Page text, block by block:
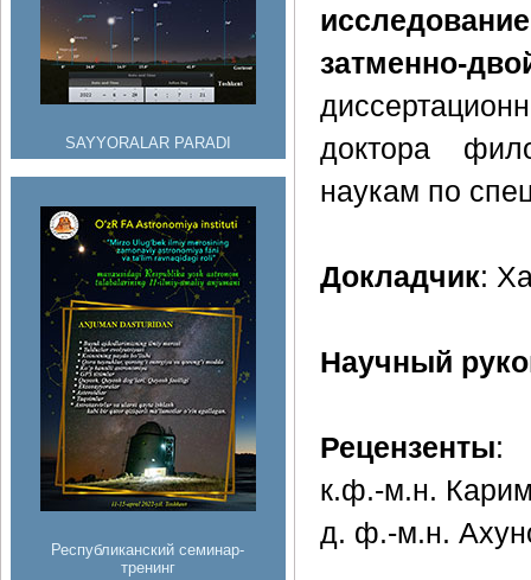
SAYYORALAR PARADI
Республиканский семинар-
тренинг
затменно-
доктора
наукам по
Докладчик:
Научный
Рецензенты:
к.ф.-м.н.
д. ф.-м.н.